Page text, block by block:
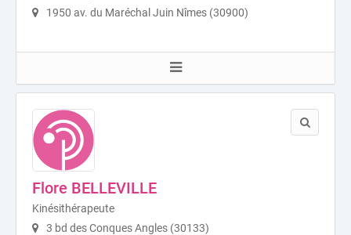
1950 av. du Maréchal Juin Nîmes (30900)
Flore BELLEVILLE
Kinésithérapeute
3 bd des Conques Angles (30133)